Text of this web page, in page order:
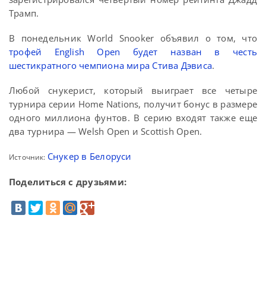
Трамп.
В понедельник World Snooker объявил о том, что
трофей English Open будет назван в честь
шестикратного чемпиона мира Стива Дэвиса.
Любой снукерист, который выиграет все четыре
турнира серии Home Nations, получит бонус в размере
одного миллиона фунтов. В серию входят также еще
два турнира — Welsh Open и Scottish Open.
Источник: Снукер в Белоруси
Поделиться с друзьями: